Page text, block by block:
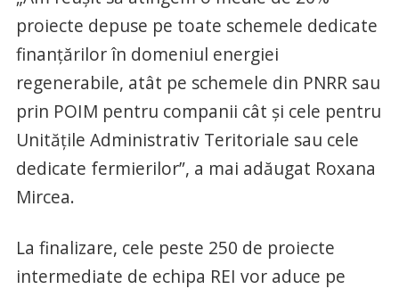
proiecte depuse pe toate schemele dedicate
finanțărilor în domeniul energiei
regenerabile, atât pe schemele din PNRR sau
prin POIM pentru companii cât și cele pentru
Unitățile Administrativ Teritoriale sau cele
dedicate fermierilor”, a mai adăugat Roxana
Mircea.
La finalizare, cele peste 250 de proiecte
intermediate de echipa REI vor aduce pe